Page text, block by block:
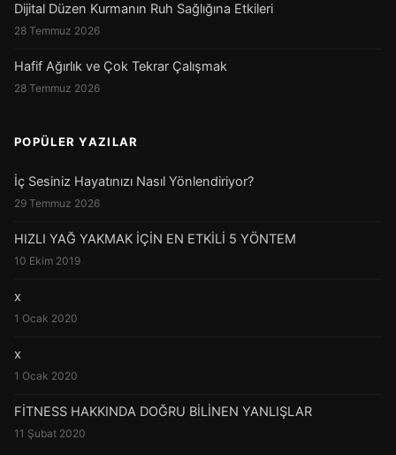
Dijital Düzen Kurmanın Ruh Sağlığına Etkileri
28 Temmuz 2026
Hafif Ağırlık ve Çok Tekrar Çalışmak
28 Temmuz 2026
POPÜLER YAZILAR
İç Sesiniz Hayatınızı Nasıl Yönlendiriyor?
29 Temmuz 2026
HIZLI YAĞ YAKMAK İÇİN EN ETKİLİ 5 YÖNTEM
10 Ekim 2019
x
1 Ocak 2020
x
1 Ocak 2020
FİTNESS HAKKINDA DOĞRU BİLİNEN YANLIŞLAR
11 Şubat 2020